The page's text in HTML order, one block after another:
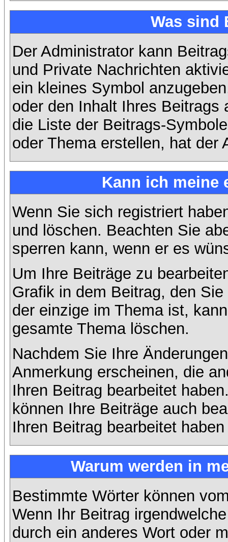
Was sind
Der Administrator kann
und Private Nachrichten
ein kleines Symbol
oder den Inhalt Ihres
die Liste der Beitrags-
oder Thema erstellen, hat der
Kann ich meine
Wenn Sie sich registriert
und löschen. Beachten Sie
sperren kann, wenn er es
Um Ihre Beiträge zu
Grafik in dem Beitrag, den
der einzige im Thema ist,
gesamte Thema löschen.
Nachdem Sie Ihre
Anmerkung erscheinen, die
Ihren Beitrag bearbeitet
können Ihre Beiträge auch
Ihren Beitrag bearbeitet
Warum werden in
Bestimmte Wörter können
Wenn Ihr Beitrag
durch ein anderes Wort oder